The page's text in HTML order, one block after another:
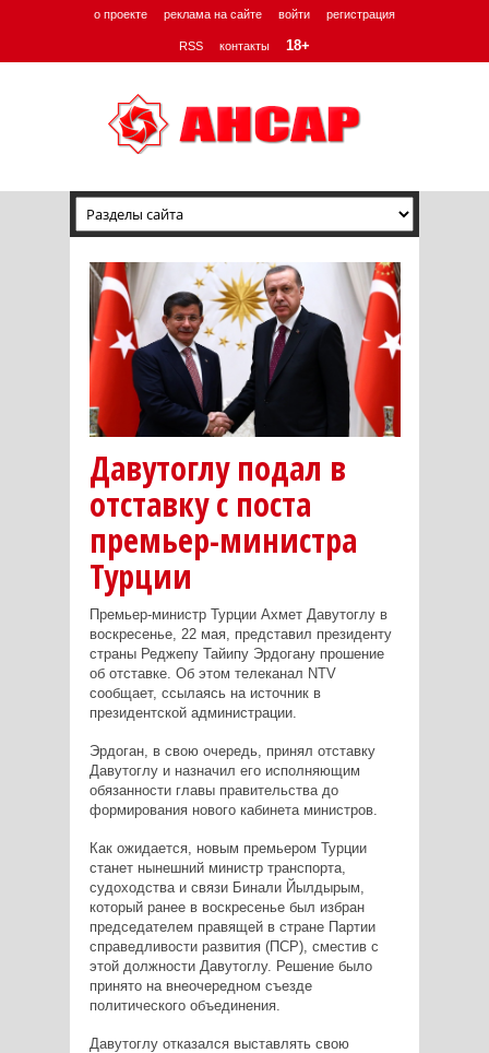
о проекте реклама на сайте войти регистрация
RSS контакты 18+
Давутоглу подал в
отставку с поста
премьер-министра
Турции
Премьер-министр Турции Ахмет Давутоглу в
воскресенье, 22 мая, представил президенту
страны Реджепу Тайипу Эрдогану прошение
об отставке. Об этом телеканал NTV
сообщает, ссылаясь на источник в
президентской администрации.
Эрдоган, в свою очередь, принял отставку
Давутоглу и назначил его исполняющим
обязанности главы правительства до
формирования нового кабинета министров.
Как ожидается, новым премьером Турции
станет нынешний министр транспорта,
судоходства и связи Бинали Йылдырым,
который ранее в воскресенье был избран
председателем правящей в стране Партии
справедливости развития (ПСР), сместив с
этой должности Давутоглу. Решение было
принято на внеочередном съезде
политического объединения.
Давутоглу отказался выставлять свою